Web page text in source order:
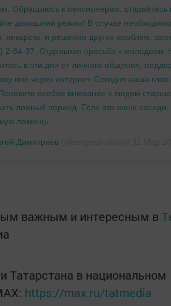
Обращаюсь к пенсионерам: старайтесь
домашний режим! В случае
лекарств, и решения других проблем,
2-84-37. Отдельная просьба к молодежи.
в эти дни от личного общения,
или через интернет. Сегодня наша
особое внимание к людям
ложный период. Если это ваши
помощь.
Димитриев
важным и интересным в
Татарстана в национальном
https://max.ru/tatmedia